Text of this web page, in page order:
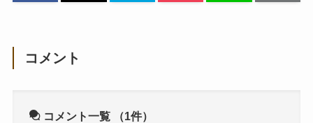
コメント
コメント一覧 （1件）